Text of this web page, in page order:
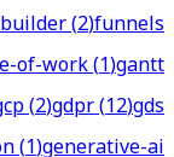
(2)funnels
of-work(1)gantt
(2)gdpr(12)gds
(1)generative-ai